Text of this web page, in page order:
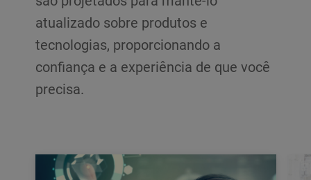
atualizado sobre produtos e
tecnologias, proporcionando a
confiança e a experiência de que você
precisa.